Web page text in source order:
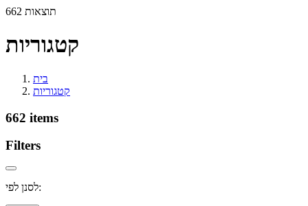
662 תוצאות
קטגוריות
בית
קטגוריות
662 items
Filters
לסנן לפי: